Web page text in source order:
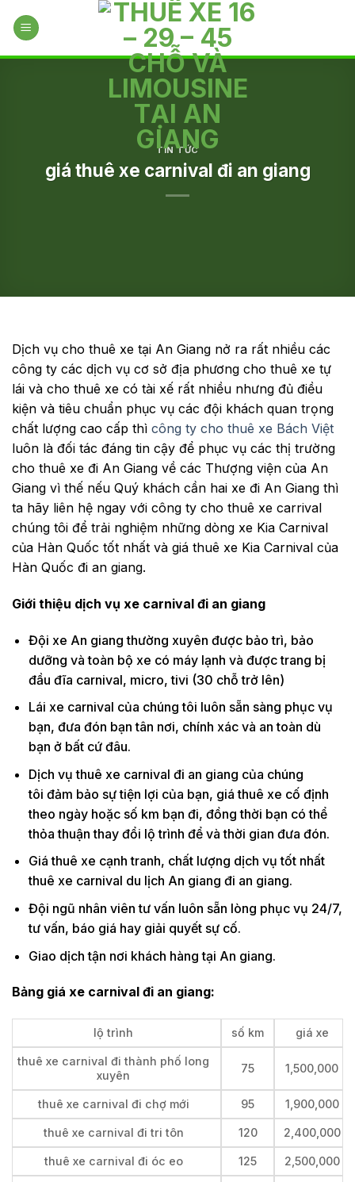
TIN TỨC
giá thuê xe carnival đi an giang
Dịch vụ cho thuê xe tại An Giang nở ra rất nhiều các
công ty các dịch vụ cơ sở địa phương cho thuê xe tự
lái và cho thuê xe có tài xế rất nhiều nhưng đủ điều
kiện và tiêu chuẩn phục vụ các đội khách quan trọng
chất lượng cao cấp thì công ty cho thuê xe Bách Việt
luôn là đối tác đáng tin cậy để phục vụ các thị trường
cho thuê xe đi An Giang về các Thượng viện của An
Giang vì thế nếu Quý khách cần hai xe đi An Giang thì
ta hãy liên hệ ngay với công ty cho thuê xe carrival
chúng tôi để trải nghiệm những dòng xe Kia Carnival
của Hàn Quốc tốt nhất và giá thuê xe Kia Carnival của
Hàn Quốc đi an giang.
Giới thiệu dịch vụ xe carnival đi an giang
Đội xe An giang thường xuyên được bảo trì, bảo
dưỡng và toàn bộ xe có máy lạnh và được trang bị
đầu đĩa carnival, micro, tivi (30 chỗ trở lên)
Lái xe carnival của chúng tôi luôn sẵn sàng phục vụ
bạn, đưa đón bạn tân nơi, chính xác và an toàn dù
bạn ở bất cứ đâu.
Dịch vụ thuê xe carnival đi an giang của chúng
tôi đảm bảo sự tiện lợi của bạn, giá thuê xe cố định
theo ngày hoặc số km bạn đi, đồng thời bạn có thể
thỏa thuận thay đổi lộ trình để và thời gian đưa đón.
Giá thuê xe cạnh tranh, chất lượng dịch vụ tốt nhất
thuê xe carnival du lịch An giang đi an giang.
Đội ngũ nhân viên tư vấn luôn sẵn lòng phục vụ 24/7,
tư vấn, báo giá hay giải quyết sự cố.
Giao dịch tận nơi khách hàng tại An giang.
Bảng giá xe carnival đi an giang:
lộ trình số km giá xe
thuê xe carnival đi thành phố long
xuyên
75 1,500,000
thuê xe carnival đi chợ mới 95 1,900,000
thuê xe carnival đi tri tôn 120 2,400,000
thuê xe carnival đi óc eo 125 2,500,000